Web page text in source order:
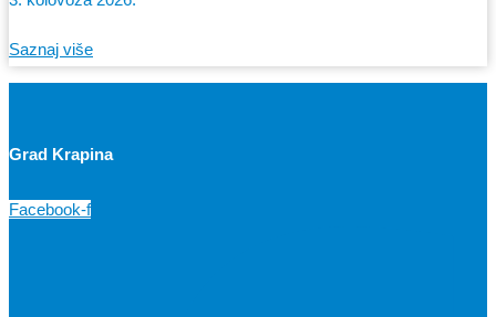
Saznaj više
Grad Krapina
Facebook-f